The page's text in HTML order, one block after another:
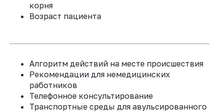
корня
Возраст пациента
Алгоритм действий на месте происшествия
Рекомендации для немедицинских
работников
Телефонное консультирование
Транспортные среды для авульсированного